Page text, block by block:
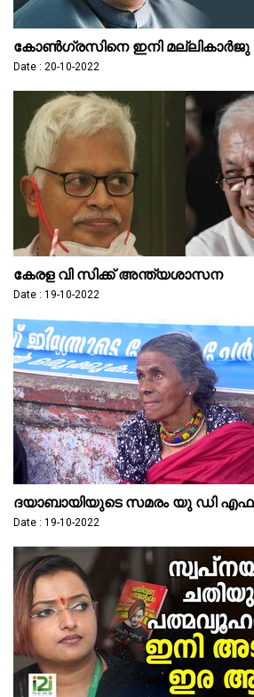
കോൺഗ്രസിനെ ഇനി മല്ലികാർജു
Date : 20-10-2022
കേരള വി സിക്ക് അന്ത്യശാസന
Date : 19-10-2022
ദയാബായിയുടെ സമരം യു ഡി എഫ
Date : 19-10-2022